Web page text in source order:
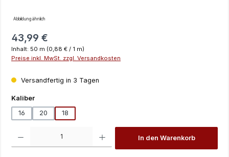
Abbildung ähnlich
Regulärer Preis:
43,99 €
Inhalt: 50 m (0,88 € / 1 m)
Preise inkl. MwSt. zzgl. Versandkosten
Versandfertig in 3 Tagen
Kaliberauswählen
16
20 18
Produkt Anzahl: Gib den gewünschten Wert ein oder benutze die
In den Warenkorb